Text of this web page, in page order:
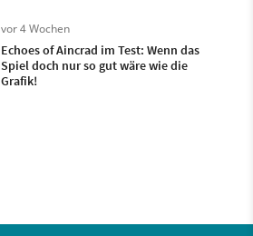
vor 4 Wochen
Echoes of Aincrad im Test: Wenn das
Spiel doch nur so gut wäre wie die
Grafik!